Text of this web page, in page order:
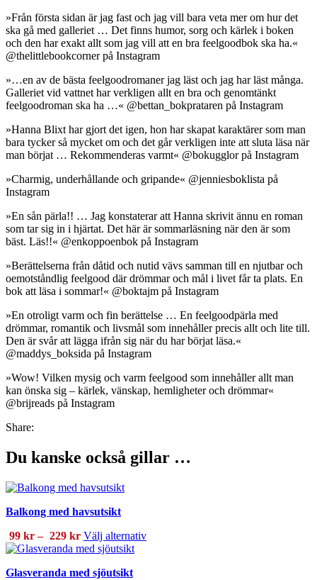
»Från första sidan är jag fast och jag vill bara veta mer om hur det
ska gå med galleriet … Det finns humor, sorg och kärlek i boken
och den har exakt allt som jag vill att en bra feelgoodbok ska ha.«
@thelittlebookcorner på Instagram
»…en av de bästa feelgoodromaner jag läst och jag har läst många.
Galleriet vid vattnet har verkligen allt en bra och genomtänkt
feelgoodroman ska ha …« @bettan_bokprataren på Instagram
»Hanna Blixt har gjort det igen, hon har skapat karaktärer som man
bara tycker så mycket om och det går verkligen inte att sluta läsa när
man börjat … Rekommenderas varmt« @bokugglor på Instagram
»Charmig, underhållande och gripande« @jenniesboklista på
Instagram
»En sån pärla!! … Jag konstaterar att Hanna skrivit ännu en roman
som tar sig in i hjärtat. Det här är sommarläsning när den är som
bäst. Läs!!« @enkoppoenbok på Instagram
»Berättelserna från dåtid och nutid vävs samman till en njutbar och
oemotståndlig feelgood där drömmar och mål i livet får ta plats. En
bok att läsa i sommar!« @boktajm på Instagram
»En otroligt varm och fin berättelse … En feelgoodpärla med
drömmar, romantik och livsmål som innehåller precis allt och lite till.
Den är svår att lägga ifrån sig när du har börjat läsa.«
@maddys_boksida på Instagram
»Wow! Vilken mysig och varm feelgood som innehåller allt man
kan önska sig – kärlek, vänskap, hemligheter och drömmar«
@brijreads på Instagram
Share:
Du kanske också gillar …
Balkong med havsutsikt
99 kr – 229 krPrisintervall:
99 kr
229 kr
Välj alternativDen
Glasveranda med sjöutsikt